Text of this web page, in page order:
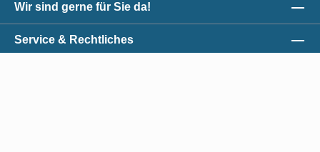
Wir sind gerne für Sie da!
Service & Rechtliches